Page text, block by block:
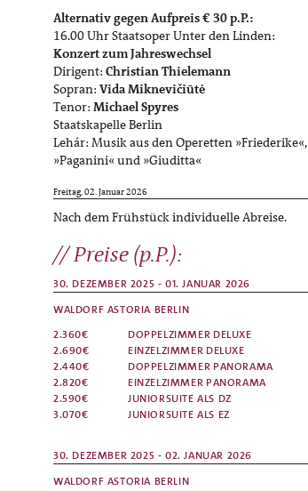
Alternativ gegen Aufpreis € 30 p.P.:
16.00 Uhr Staatsoper Unter den Linden:
Konzert zum Jahreswechsel
Dirigent: Christian Thielemann
Sopran: Vida Miknevičiūtė
Tenor: Michael Spyres
Staatskapelle Berlin
Lehár: Musik aus den Operetten »Friederike«,
»Paganini« und »Giuditta«
Freitag, 02. Januar 2026
Nach dem Frühstück individuelle Abreise.
Preise (p.P.):
30. DEZEMBER 2025 - 01. JANUAR 2026
WALDORF ASTORIA BERLIN
2.360€
DOPPELZIMMER DELUXE
2.690€
EINZELZIMMER DELUXE
2.440€
DOPPELZIMMER PANORAMA
2.820€
EINZELZIMMER PANORAMA
2.590€
JUNIORSUITE ALS DZ
3.070€
JUNIORSUITE ALS EZ
30. DEZEMBER 2025 - 02. JANUAR 2026
WALDORF ASTORIA BERLIN